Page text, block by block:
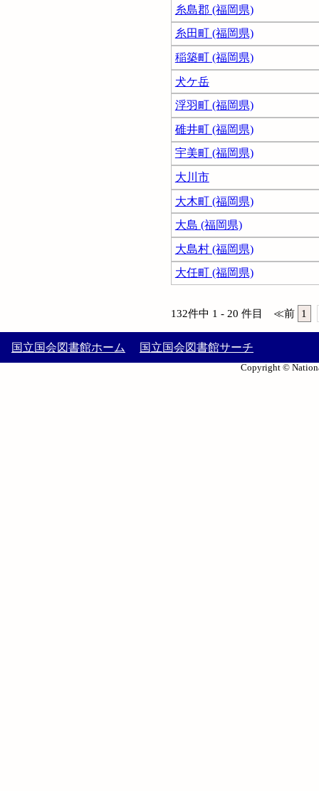
糸島郡 (福岡県)
糸田町 (福岡県)
稲築町 (福岡県)
犬ケ岳
浮羽町 (福岡県)
碓井町 (福岡県)
宇美町 (福岡県)
大川市
大木町 (福岡県)
大島 (福岡県)
大島村 (福岡県)
大任町 (福岡県)
132件中 1 - 20 件目 ≪前 1
国立国会図書館ホーム 国立国会図書館サーチ
Copyright ©